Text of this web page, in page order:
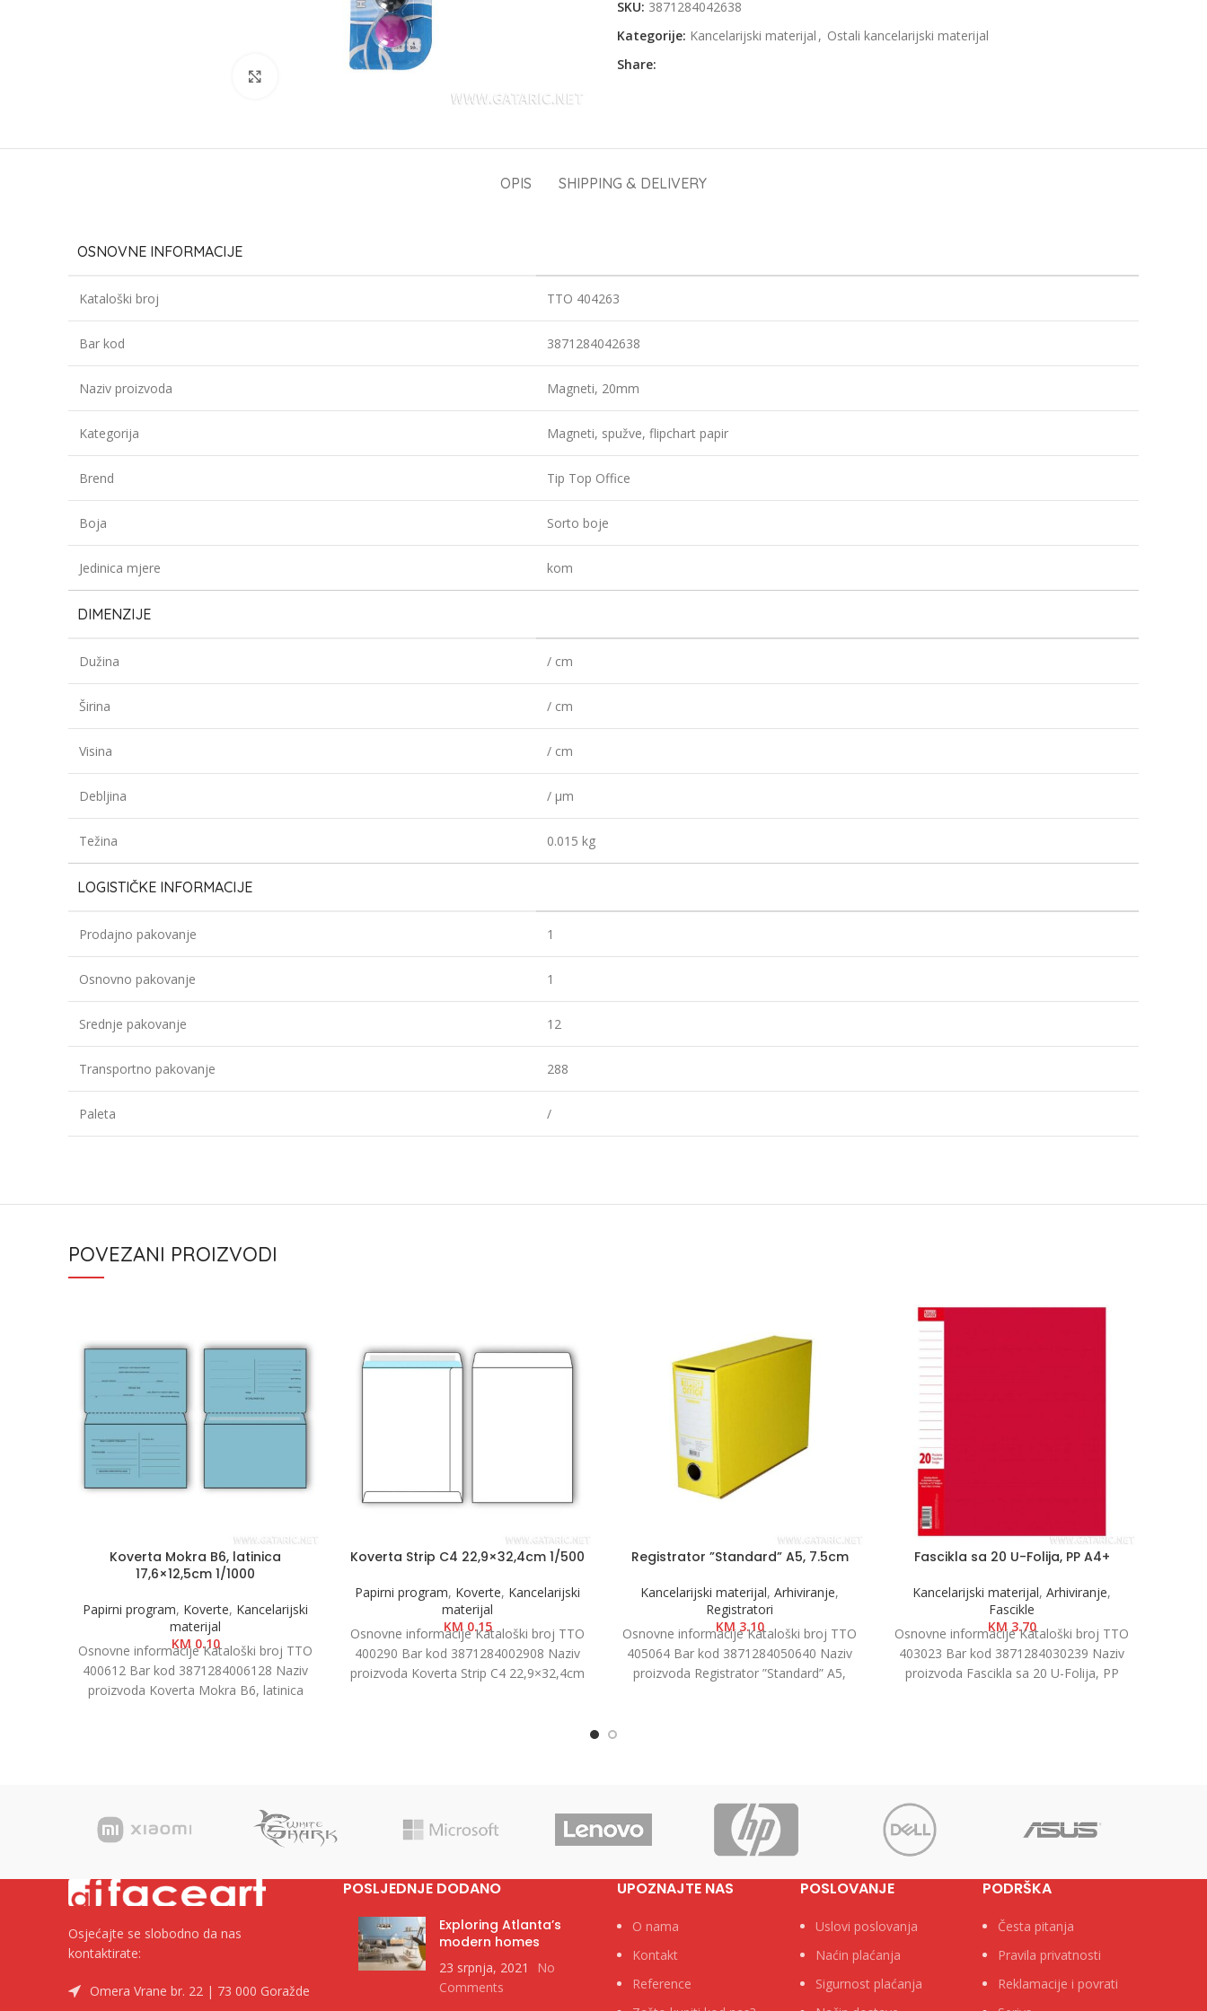
SKU: 3871284042638
Kategorije: Kancelarijski materijal , Ostali kancelarijski materijal
Share:
OPIS SHIPPING & DELIVERY
OSNOVNE INFORMACIJE
Kataloški broj TTO 404263
Bar kod 3871284042638
Naziv proizvoda Magneti, 20mm
Kategorija Magneti, spužve, flipchart papir
Brend Tip Top Office
Boja Sorto boje
Jedinica mjere kom
DIMENZIJE
Dužina / cm
Širina / cm
Visina / cm
Debljina / µm
Težina 0.015 kg
LOGISTIČKE INFORMACIJE
Prodajno pakovanje 1
Osnovno pakovanje 1
Srednje pakovanje 12
Transportno pakovanje 288
Paleta /
POVEZANI PROIZVODI
Koverta Mokra B6, latinica
17,6×12,5cm 1/1000
Papirni program, Koverte, Kancelarijski
materijal
KM0.10
Osnovne informacije Kataloški broj TTO
400612 Bar kod 3871284006128 Naziv
proizvoda Koverta Mokra B6, latinica
Koverta Strip C4 22,9×32,4cm 1/500
Papirni program, Koverte, Kancelarijski
materijal
KM0.15
Osnovne informacije Kataloški broj TTO
400290 Bar kod 3871284002908 Naziv
proizvoda Koverta Strip C4 22,9×32,4cm
Registrator ”Standard” A5, 7.5cm
Kancelarijski materijal, Arhiviranje,
Registratori
KM3.10
Osnovne informacije Kataloški broj TTO
405064 Bar kod 3871284050640 Naziv
proizvoda Registrator ”Standard” A5,
Fascikla sa 20 U-Folija, PP A4+
Kancelarijski materijal, Arhiviranje,
Fascikle
KM3.70
Osnovne informacije Kataloški broj TTO
403023 Bar kod 3871284030239 Naziv
proizvoda Fascikla sa 20 U-Folija, PP
Osjećajte se slobodno da nas
kontaktirate:
Omera Vrane br. 22 | 73 000 Goražde
POSLJEDNJE DODANO
Exploring Atlanta’s
modern homes
23 srpnja, 2021
No
Comments
UPOZNAJTE NAS
O nama
Kontakt
Reference
POSLOVANJE
Uslovi poslovanja
Naćin plaćanja
Sigurnost plaćanja
PODRŠKA
Česta pitanja
Pravila privatnosti
Reklamacije i povrati